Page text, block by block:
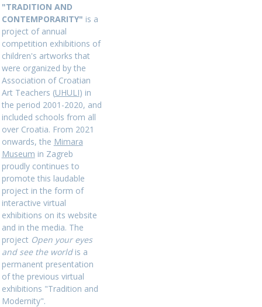
"TRADITION AND
CONTEMPORARITY" is a
project of annual
competition exhibitions of
children's artworks that
were organized by the
Association of Croatian
Art Teachers (UHULI) in
the period 2001-2020, and
included schools from all
over Croatia. From 2021
onwards, the Mimara
Museum in Zagreb
proudly continues to
promote this laudable
project in the form of
interactive virtual
exhibitions on its website
and in the media. The
project Open your eyes
and see the worldis a
permanent presentation
of the previous virtual
exhibitions "Tradition and
Modernity".